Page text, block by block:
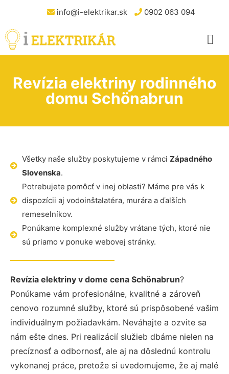
info@i-elektrikar.sk 0902 063 094
Revízia elektriny rodinného
domu Schönabrun
Všetky naše služby poskytujeme v rámci Západného
Slovenska.
Potrebujete pomôcť v inej oblasti? Máme pre vás k
dispozícii aj vodoinštalatéra, murára a ďalších
remeselníkov.
Ponúkame komplexné služby vrátane tých, ktoré nie
sú priamo v ponuke webovej stránky.
Revízia elektriny v dome cena Schönabrun?
Ponúkame vám profesionálne, kvalitné a zároveň
cenovo rozumné služby, ktoré sú prispôsobené vašim
individuálnym požiadavkám. Neváhajte a ozvite sa
nám ešte dnes. Pri realizácií služieb dbáme nielen na
precíznosť a odbornosť, ale aj na dôslednú kontrolu
vykonanej práce, pretože si uvedomujeme, že aj malé